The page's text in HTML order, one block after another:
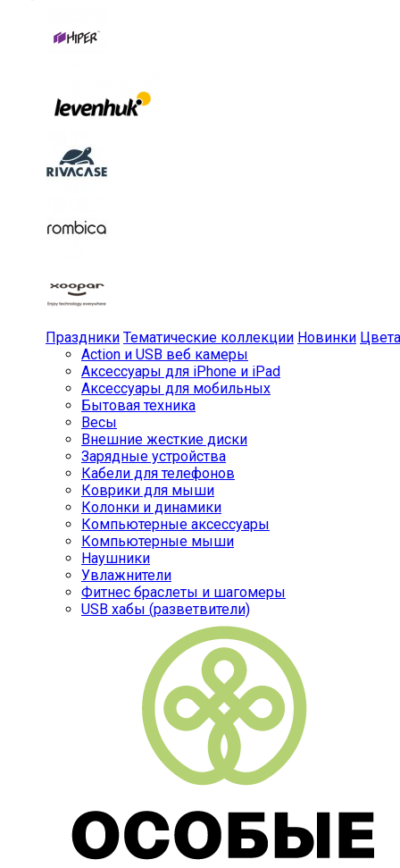
Праздники Тематические коллекции Новинки Цвета
Action и USB веб камеры
Аксессуары для iPhone и iPad
Аксессуары для мобильных
Бытовая техника
Весы
Внешние жесткие диски
Зарядные устройства
Кабели для телефонов
Коврики для мыши
Колонки и динамики
Компьютерные аксессуары
Компьютерные мыши
Наушники
Увлажнители
Фитнес браслеты и шагомеры
USB хабы (разветвители)